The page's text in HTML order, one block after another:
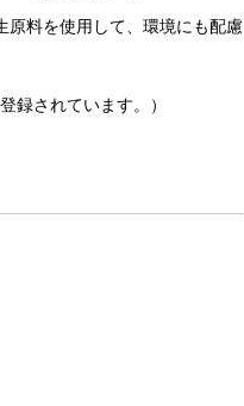
原料を使用して、環境にも配慮
録されています。）